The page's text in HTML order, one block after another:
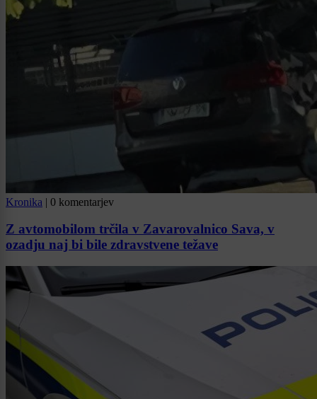
Kronika | 0 komentarjev
Z avtomobilom trčila v Zavarovalnico Sava, v
ozadju naj bi bile zdravstvene težave